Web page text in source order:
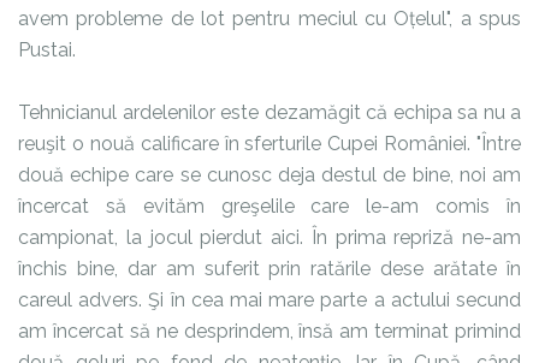
avem probleme de lot pentru meciul cu Oțelul", a spus
Pustai.
Tehnicianul ardelenilor este dezamăgit că echipa sa nu a
reuşit o nouă calificare în sferturile Cupei României. "Între
două echipe care se cunosc deja destul de bine, noi am
încercat să evităm greşelile care le-am comis în
campionat, la jocul pierdut aici. În prima repriză ne-am
închis bine, dar am suferit prin ratările dese arătate în
careul advers. Şi în cea mai mare parte a actului secund
am încercat să ne desprindem, însă am terminat primind